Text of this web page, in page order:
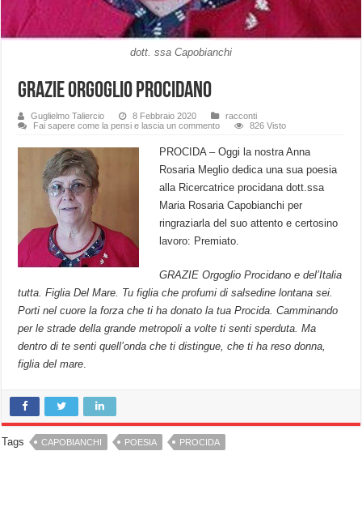
dott. ssa Capobianchi
Grazie Orgoglio Procidano
Guglielmo Taliercio 8 Febbraio 2020
racconti
Fai sapere come la pensi e lascia un commento
826 Visto
PROCIDA – Oggi la nostra Anna
Rosaria Meglio dedica una sua poesia
alla Ricercatrice procidana dott.ssa
Maria Rosaria Capobianchi per
ringraziarla del suo attento e certosino
lavoro: Premiato.
GRAZIE Orgoglio Procidano e del’Italia
tutta. Figlia Del Mare. Tu figlia che profumi di salsedine lontana sei.
Porti nel cuore la forza che ti ha donato la tua Procida. Camminando
per le strade della grande metropoli a volte ti senti sperduta. Ma
dentro di te senti quell’onda che ti distingue, che ti ha reso donna,
figlia del mare
Tags CAPOBIANCHI POESIA PROCIDA